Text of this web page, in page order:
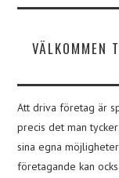
VÄLKOMMEN
Att driva företag är
precis det man
sina egna
företagande kan